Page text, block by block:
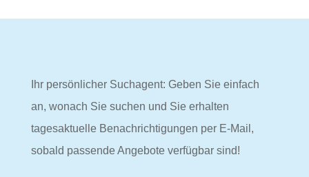
Ihr persönlicher Suchagent: Geben Sie einfach
an, wonach Sie suchen und Sie erhalten
tagesaktuelle Benachrichtigungen per E-Mail,
sobald passende Angebote verfügbar sind!